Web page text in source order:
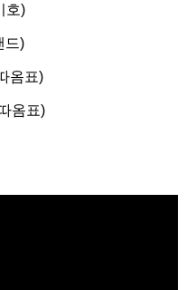
호)
드)
옴표)
옴표)